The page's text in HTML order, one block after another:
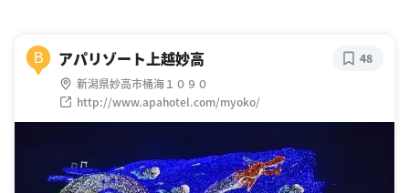
B アパリゾート上越妙高
新潟県妙高市桶海１０９０
http://www.apahotel.com/myoko/
48